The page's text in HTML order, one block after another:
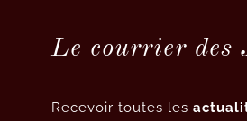
Le courrier des
Recevoir toutes les